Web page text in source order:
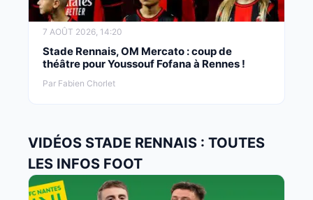
7 AOÛT 2026, 14:20
Stade Rennais, OM Mercato : coup de
théâtre pour Youssouf Fofana à Rennes !
Par Fabien Chorlet
VIDÉOS STADE RENNAIS : TOUTES
LES INFOS FOOT